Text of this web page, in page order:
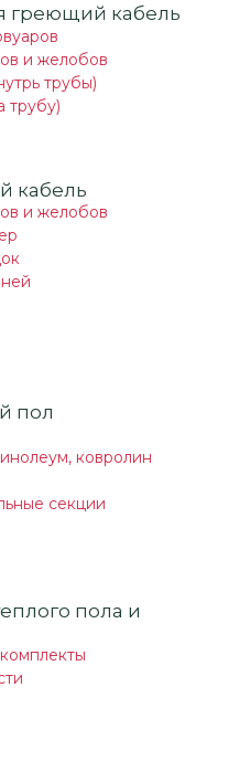
греющий кабель
и желобов
трубы)
трубу)
кабель
и желобов
пол
ковролин
секции
пола и